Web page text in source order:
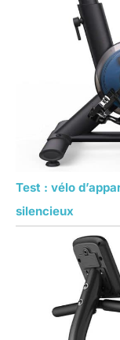
Test : vélo
silencieux